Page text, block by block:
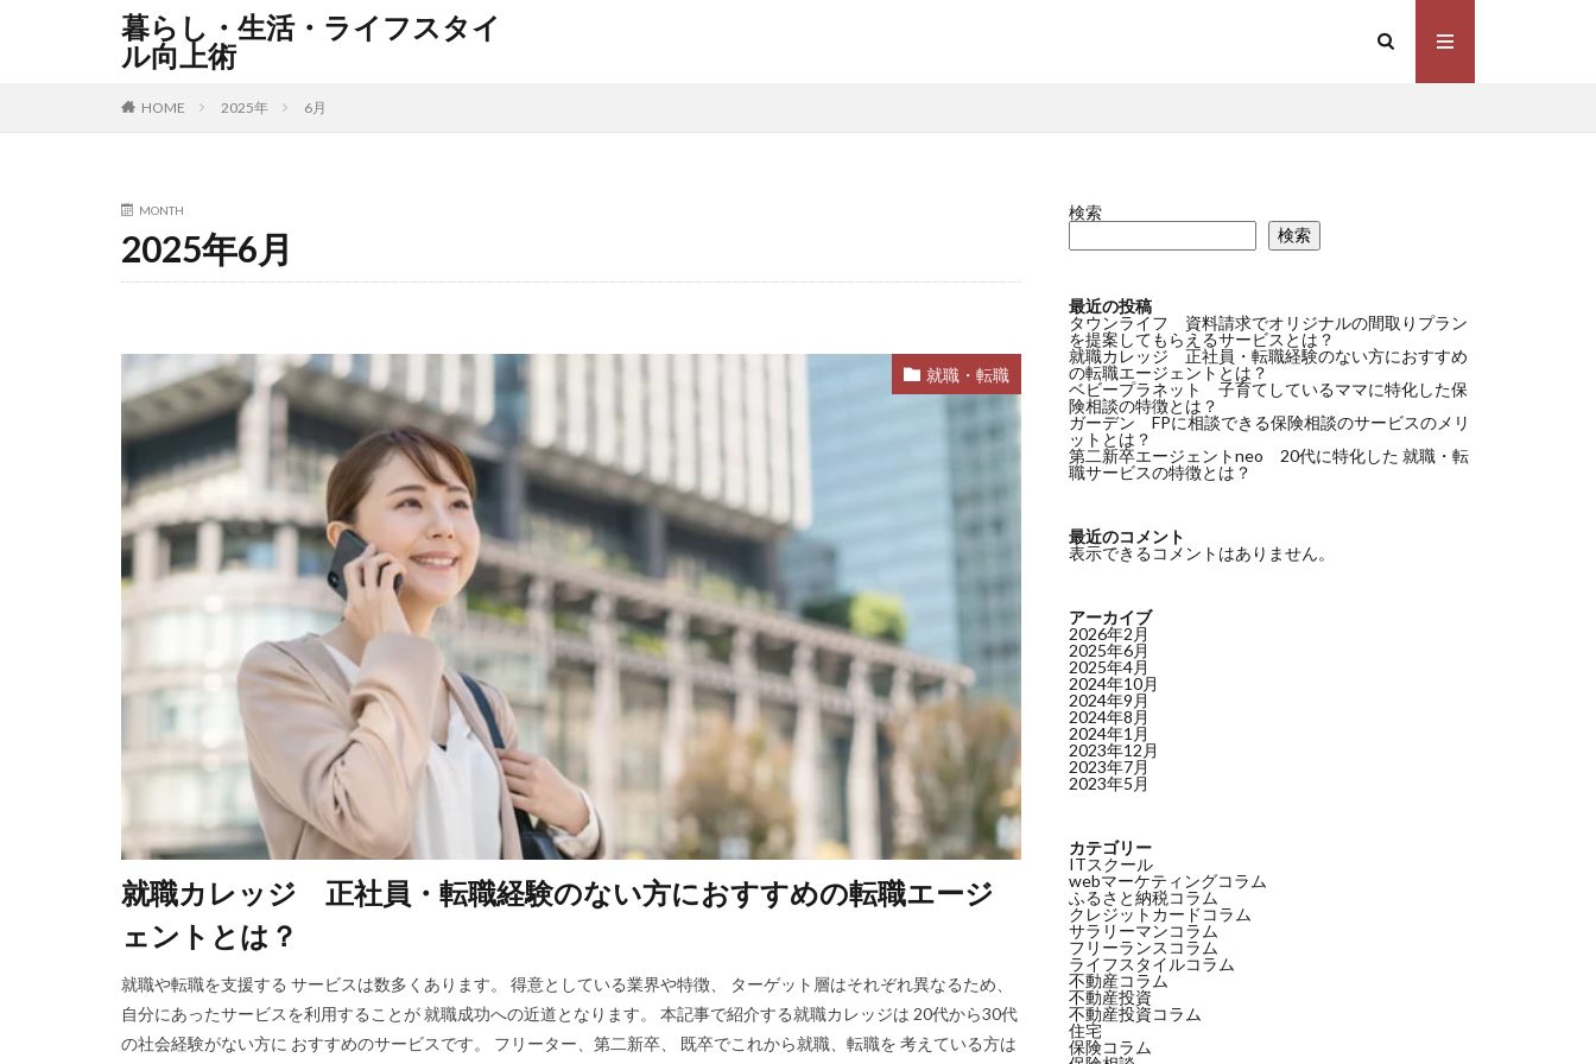
暮らし・生活・ライフスタイ
ル向上術
HOME 2025年 6月
MONTH
2025年6月
就職・転職
就職カレッジ 正社員・転職経験のない方におすすめの転職エージ
ェントとは？
就職や転職を支援する サービスは数多くあります。 得意としている業界や特徴、 ターゲット層はそれぞれ異なるため、
自分にあったサービスを利用することが 就職成功への近道となります。 本記事で紹介する就職カレッジは 20代から30代
の社会経験がない方に おすすめのサービスです。 フリーター、第二新卒、 既卒でこれから就職、転職を 考えている方は
検索
検索
最近の投稿
タウンライフ 資料請求でオリジナルの間取りプラン
を提案してもらえるサービスとは？
就職カレッジ 正社員・転職経験のない方におすすめ
の転職エージェントとは？
ベビープラネット 子育てしているママに特化した保
険相談の特徴とは？
ガーデン FPに相談できる保険相談のサービスのメリ
ットとは？
第二新卒エージェントneo 20代に特化した 就職・転
職サービスの特徴とは？
最近のコメント
表示できるコメントはありません。
アーカイブ
2026年2月
2025年6月
2025年4月
2024年10月
2024年9月
2024年8月
2024年1月
2023年12月
2023年7月
2023年5月
カテゴリー
ITスクール
webマーケティングコラム
ふるさと納税コラム
クレジットカードコラム
サラリーマンコラム
フリーランスコラム
ライフスタイルコラム
不動産コラム
不動産投資
不動産投資コラム
住宅
保険コラム